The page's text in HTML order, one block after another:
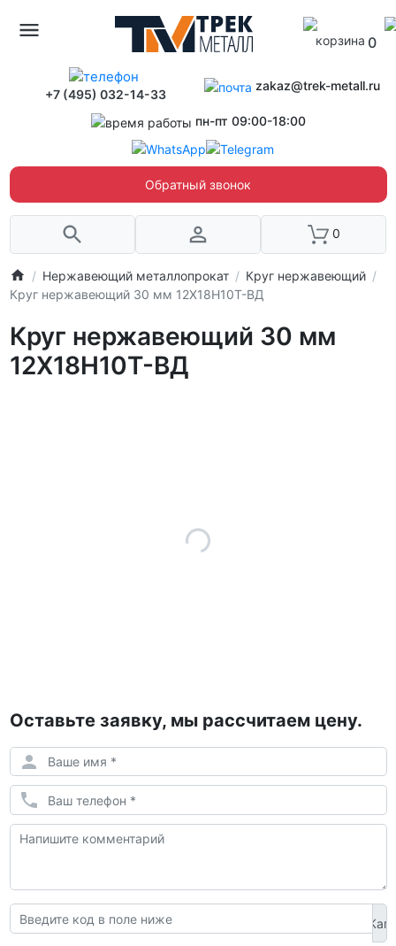
0
+7 (495) 032-14-33
zakaz@trek-metall.ru
пн-пт 09:00-18:00
Обратный звонок
0
Нержавеющий металлопрокат
Круг нержавеющий
Круг нержавеющий 30 мм 12Х18Н10Т-ВД
Круг нержавеющий 30 мм
12Х18Н10Т-ВД
Оставьте заявку, мы рассчитаем цену.